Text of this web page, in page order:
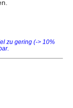
zu gering (-> 10%